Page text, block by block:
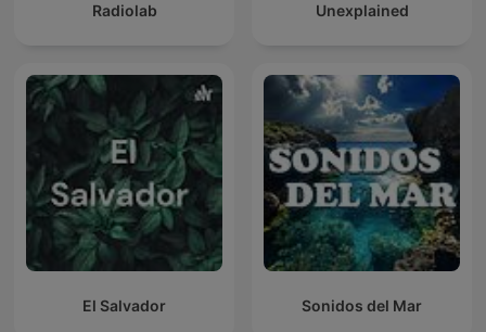
Radiolab Unexplained
El Salvador Sonidos del Mar